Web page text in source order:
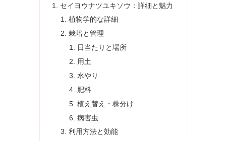
セイヨウナツユキソウ：詳細と魅力
植物学的な詳細
栽培と管理
日当たりと場所
用土
水やり
肥料
植え替え・株分け
病害虫
利用方法と効能